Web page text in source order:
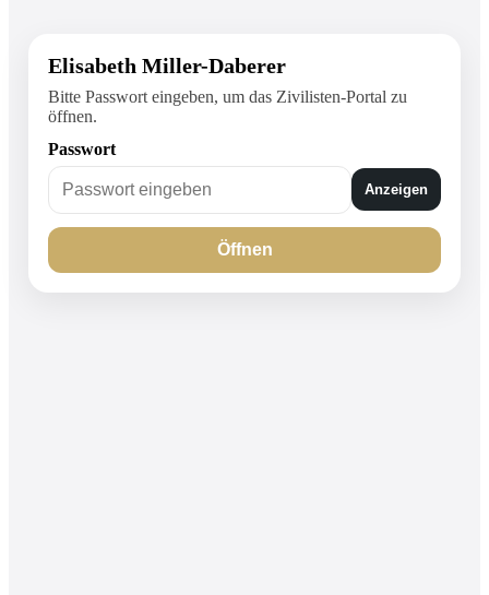
Elisabeth Miller-Daberer
Bitte Passwort eingeben, um das Zivilisten-Portal zu
öffnen.
Passwort
Anzeigen
Öffnen